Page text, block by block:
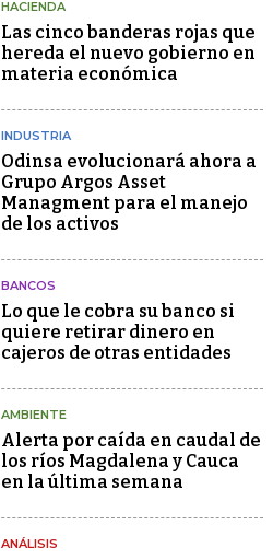
HACIENDA
Las cinco banderas rojas que
hereda el nuevo gobierno en
materia económica
INDUSTRIA
Odinsa evolucionará ahora a
Grupo Argos Asset
Managment para el manejo
de los activos
BANCOS
Lo que le cobra su banco si
quiere retirar dinero en
cajeros de otras entidades
AMBIENTE
Alerta por caída en caudal de
los ríos Magdalena y Cauca
en la última semana
ANÁLISIS